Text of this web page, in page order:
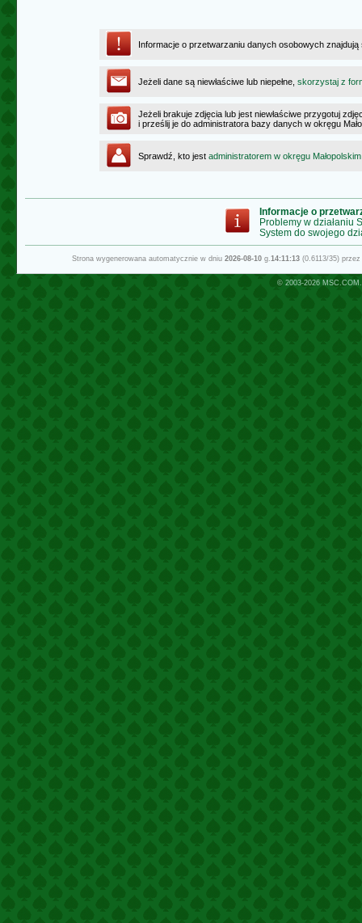
Informacje o przetwarzaniu danych osobowych
Jeżeli dane są niewłaściwe lub niepełne, skorzystaj z
Jeżeli brakuje zdjęcia lub jest niewłaściwe przygotuj
i prześlij je do administratora bazy danych w okręgu
Sprawdź, kto jest administratorem w okręgu Małopolskim
Informacje o
Problemy w działaniu
System do swojego
Strona wygenerowana automatycznie w dniu 2026-08-10 g.14:11:13 (0.6113/35)
© 2003-2026